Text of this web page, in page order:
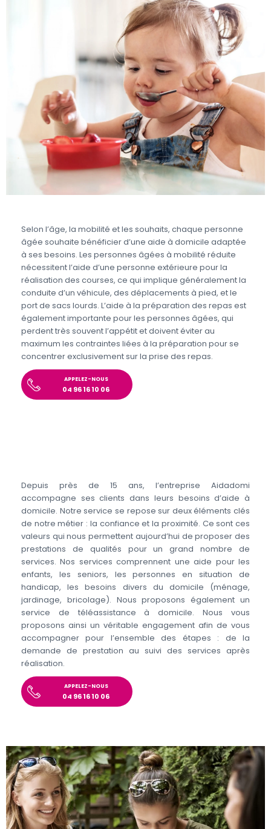
Selon l’âge, la mobilité et les souhaits, chaque personne
âgée souhaite bénéficier d’une aide à domicile adaptée
à ses besoins. Les personnes âgées à mobilité réduite
nécessitent l’aide d’une personne extérieure pour la
réalisation des courses, ce qui implique généralement la
conduite d’un véhicule, des déplacements à pied, et le
port de sacs lourds. L’aide à la préparation des repas est
également importante pour les personnes âgées, qui
perdent très souvent l’appétit et doivent éviter au
maximum les contraintes liées à la préparation pour se
concentrer exclusivement sur la prise des repas.
APPELEZ-NOUS
04 96 16 10 06
Depuis près de 15 ans, l’entreprise Aidadomi
accompagne ses clients dans leurs besoins d’aide à
domicile. Notre service se repose sur deux éléments clés
de notre métier : la confiance et la proximité. Ce sont ces
valeurs qui nous permettent aujourd’hui de proposer des
prestations de qualités pour un grand nombre de
services. Nos services comprennent une aide pour les
enfants, les seniors, les personnes en situation de
handicap, les besoins divers du domicile (ménage,
jardinage, bricolage). Nous proposons également un
service de téléassistance à domicile. Nous vous
proposons ainsi un véritable engagement afin de vous
accompagner pour l’ensemble des étapes : de la
demande de prestation au suivi des services après
réalisation.
APPELEZ-NOUS
04 96 16 10 06